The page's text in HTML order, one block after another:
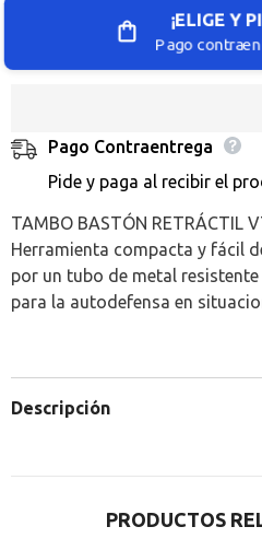
¡ELIGE Y
Pago
Pago Contraentrega
Pide y paga al recibir el
TAMBO BASTÓN RETRÁCTIL
Herramienta compacta y fácil
por un tubo de metal
para la autodefensa en
Descripción
PRODUCTOS